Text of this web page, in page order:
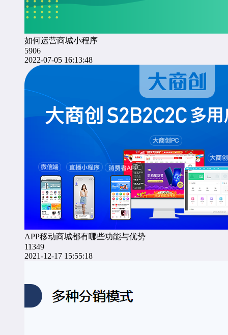
如何运营商城小程序
5906
2022-07-05 16:13:48
APP移动商城都有哪些功能与优势
11349
2021-12-17 15:55:18